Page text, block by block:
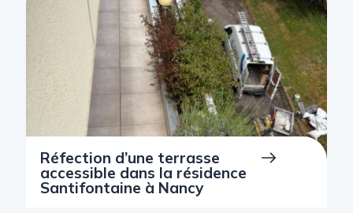
Réfection d’une terrasse
accessible dans la résidence
Santifontaine à Nancy